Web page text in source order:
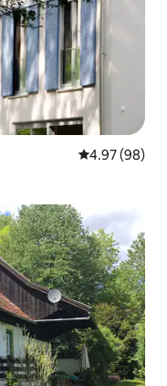
Calificación
4.97 (98)